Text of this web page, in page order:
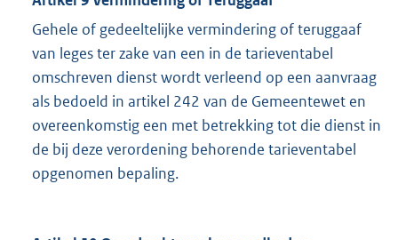
Gehele of gedeeltelijke vermindering of teruggaaf
van leges ter zake van een in de tarieventabel
omschreven dienst wordt verleend op een aanvraag
als bedoeld in artikel 242 van de Gemeentewet en
overeenkomstig een met betrekking tot die dienst in
de bij deze verordening behorende tarieventabel
opgenomen bepaling.